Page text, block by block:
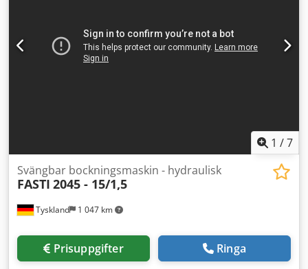
1 /7
Tyskland 1 047 km
Svängbar bockningsmaskin - hydraulisk
FASTI 2045 - 15/1,5
Prisuppgifter Ringa